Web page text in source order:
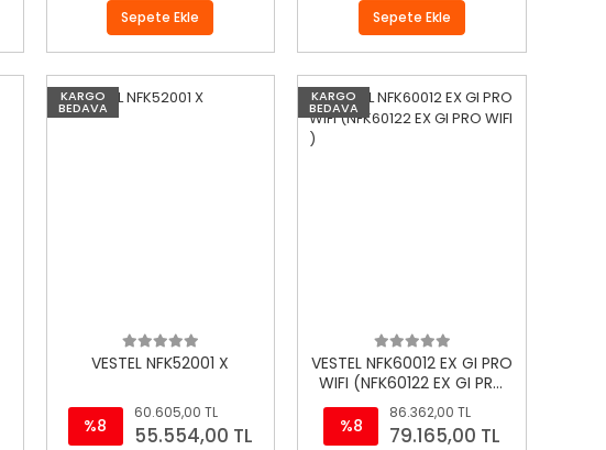
Sepete Ekle Sepete Ekle
KARGO
BEDAVA
VESTEL NFK52001 X
%8
60.605,00 TL
55.554,00 TL
KARGO
BEDAVA
VESTEL NFK60012 EX GI PRO
WIFI (NFK60122 EX GI PRO
WIFI )
%8
86.362,00 TL
79.165,00 TL